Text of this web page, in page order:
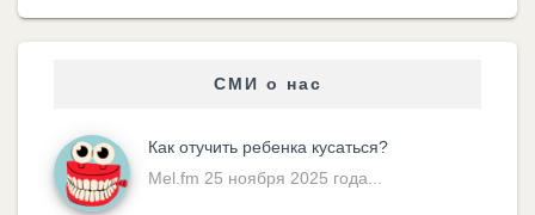
СМИ о нас
Как отучить ребенка кусаться?
Mel.fm 25 ноября 2025 года...